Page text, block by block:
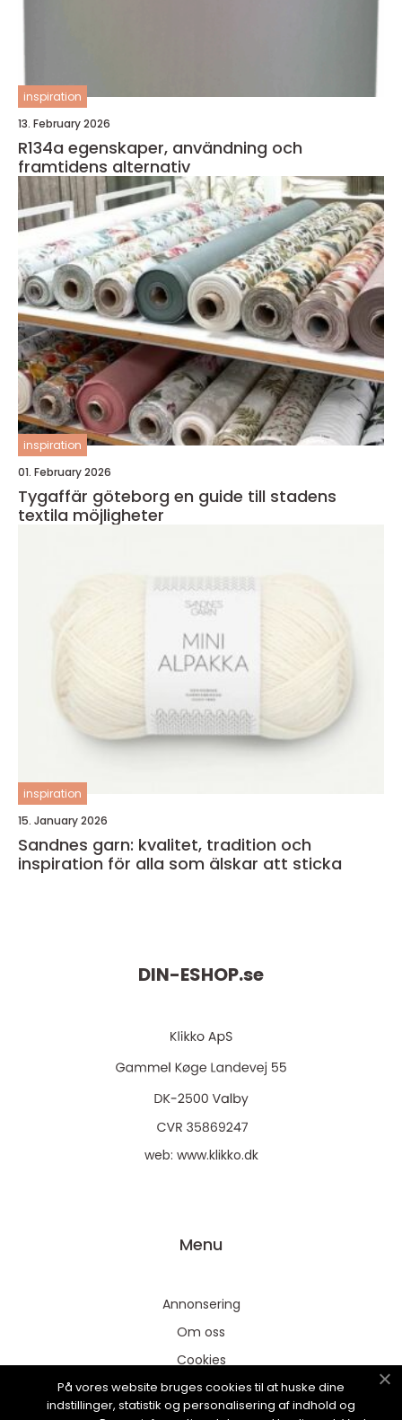
inspiration
13. February 2026
R134a egenskaper, användning och
framtidens alternativ
inspiration
01. February 2026
Tygaffär göteborg en guide till stadens
textila möjligheter
inspiration
15. January 2026
Sandnes garn: kvalitet, tradition och
inspiration för alla som älskar att sticka
DIN-ESHOP.se
web: www.klikko.dk
Menu
Annonsering
Om oss
Cookies
Kontakta oss
Sitemap
På vores website bruges cookies til at huske dine
indstillinger, statistik og personalisering af indhold og